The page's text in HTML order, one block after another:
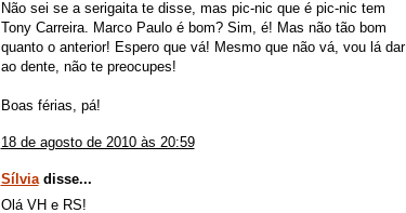
Não sei se a serigaita te disse, mas pic-nic que é pic-nic tem
Tony Carreira. Marco Paulo é bom? Sim, é! Mas não tão bom
quanto o anterior! Espero que vá! Mesmo que não vá, vou lá dar
ao dente, não te preocupes!
Boas férias, pá!
18 de agosto de 2010 às 20:59
Sílviadisse...
Olá VH e RS!